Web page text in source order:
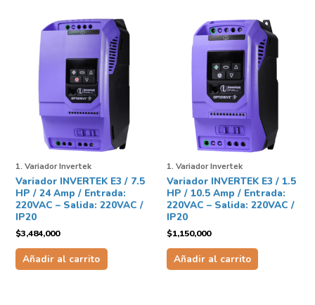
1. Variador Invertek
Variador INVERTEK E3 / 7.5
HP / 24 Amp / Entrada:
220VAC – Salida: 220VAC /
IP20
$3,484,000
Añadir al carrito
1. Variador Invertek
Variador INVERTEK E3 / 1.5
HP / 10.5 Amp / Entrada:
220VAC – Salida: 220VAC /
IP20
$1,150,000
Añadir al carrito